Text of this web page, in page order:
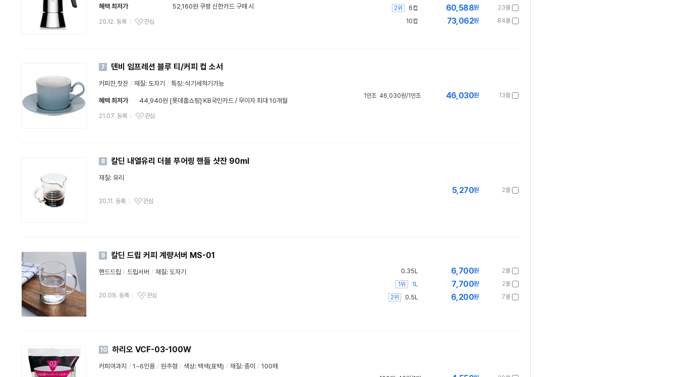
혜택 최저가 52,160원 쿠팡 신한카드 구매 시
20.12. 등록 관심
23몰
60,588원
2위
6컵
84몰
73,062원
10컵
7 덴비 임프레션 블루 티/커피 컵 소서
커피잔,찻잔 / 재질: 도자기 / 특징: 식기세척기가능
혜택 최저가 44,940원 [롯데홈쇼핑] KB국민카드 / 무이자 최대 10개월
21.07. 등록 관심
13몰
46,030원
1인조 46,030원/1인조
8 칼딘 내열유리 더블 푸어링 핸들 샷잔 90ml
재질: 유리
20.11. 등록 관심
2몰
5,270원
9 칼딘 드립 커피 계량서버 MS-01
핸드드립 / 드립서버 / 재질: 도자기
20.09. 등록 관심
2몰
6,700원
0.35L
2몰
7,700원
1위
1L
7몰
6,200원
2위 0.5L
10 하리오 VCF-03-100W
커피여과지 / 1~6인용 / 원추형 / 색상: 백색(표백) / 재질: 종이 / 100매